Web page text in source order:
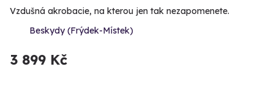
Vzdušná akrobacie, na kterou jen tak nezapomenete.
Beskydy (Frýdek-Místek)
3 899 Kč